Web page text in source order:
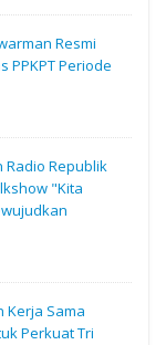
Resmi
PPKPT Periode
Radio Republik
"Kita
Kerja Sama
Perkuat Tri